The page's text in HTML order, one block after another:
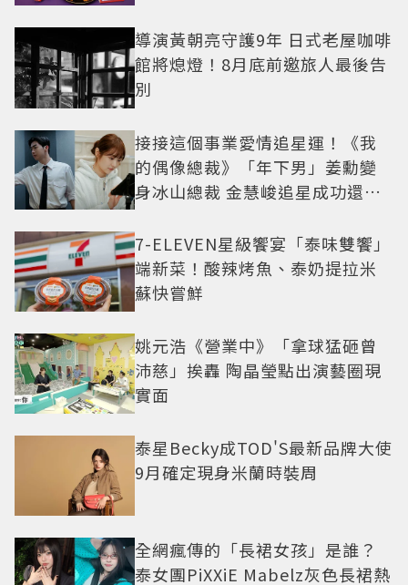
導演黃朝亮守護9年 日式老屋咖啡
館將熄燈！8月底前邀旅人最後告
別
接接這個事業愛情追星運！《我
的偶像總裁》「年下男」姜勳變
身冰山總裁 金慧峻追星成功還偶
7-ELEVEN星級饗宴「泰味雙饗」
端新菜！酸辣烤魚、泰奶提拉米
蘇快嘗鮮
姚元浩《營業中》「拿球猛砸曾
沛慈」挨轟 陶晶瑩點出演藝圈現
實面
泰星Becky成TOD'S最新品牌大使
9月確定現身米蘭時裝周
全網瘋傳的「長裙女孩」是誰？
泰女團PiXXiE Mabelz灰色長裙熱